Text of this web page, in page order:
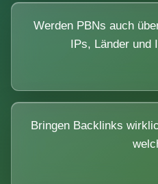
Werden PBNs auch
IPs, Länder und
Bringen Backlinks